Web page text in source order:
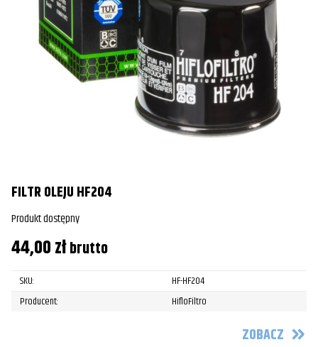
FILTR OLEJU HF204
Produkt dostępny
44,00złbrutto
SKU:
HF-HF204
Producent:
HifloFiltro
ZOBACZ